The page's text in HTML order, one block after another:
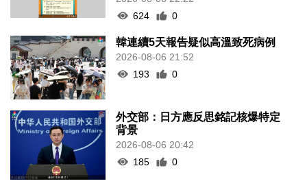
624
0
韓連續5天報告疑似高溫致死病例
2026-08-06 21:52
193
0
外交部：日方應反思銘記核爆特定
背景
2026-08-06 20:42
185
0